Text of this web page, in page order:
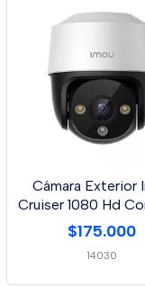
Cámara Exterior
Cruiser 1080 Hd
Por Cable
$175.000
14030